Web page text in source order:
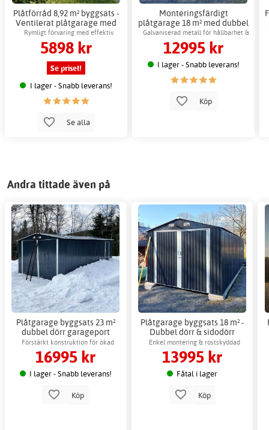
Plåtförråd 8,92 m² byggsats -
Ventilerat plåtgarage med
skjutdörrar
Rymligt förvaring med effektiv
luftcirkulation
5898 kr
Se priset!
I lager - Snabb leverans!
Se alla
Monteringsfärdigt
plåtgarage 18 m² med dubbel
garageport
Galvaniserad metall för hållbarhet &
skydd
12995 kr
I lager - Snabb leverans!
Köp
Andra tittade även på
Plåtgarage byggsats 23 m²
dubbel dörr garageport
premium
Förstärkt konstruktion för ökad
hållfasthet
16995 kr
I lager - Snabb leverans!
Köp
Plåtgarage byggsats 18 m² -
Dubbel dörr & sidodörr
komplett
Enkel montering & rostskyddad
konstruktion
13995 kr
Fåtal i lager
Köp